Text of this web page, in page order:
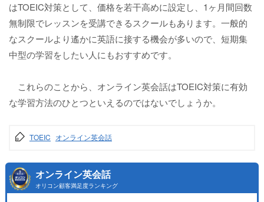
はTOEIC対策として、価格を若干高めに設定し、1ヶ月間回数
無制限でレッスンを受講できるスクールもあります。一般的
なスクールより遙かに英語に接する機会が多いので、短期集
中型の学習をしたい人にもおすすめです。
これらのことから、オンライン英会話はTOEIC対策に有効
な学習方法のひとつといえるのではないでしょうか。
TOEIC オンライン英会話
オンライン英会話
オリコン顧客満足度ランキング